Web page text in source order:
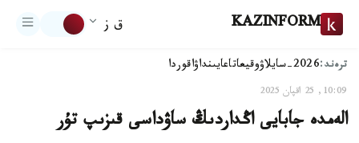
KAZINFORM ق ز
ترەند:2026-سايلاۋ وقيعاتاعايىنداۋاقوردا
10:09, 25 اقپان 2025
الەمدە جابايى اڭداردىڭ ساۋداسى قىزىپ تۇر